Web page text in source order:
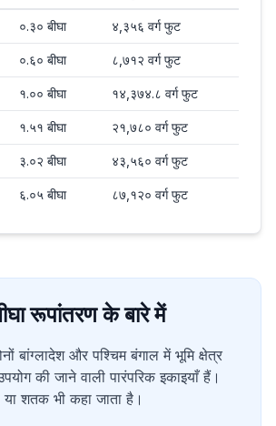
फुट में सामान्य रूपांतरण मान
०.३० बीघा ४,३५६ वर्ग फुट
०.६० बीघा ८,७१२ वर्ग फुट
१.०० बीघा १४,३७४.८ वर्ग फुट
१.५१ बीघा २१,७८० वर्ग फुट
३.०२ बीघा ४३,५६० वर्ग फुट
६.०५ बीघा ८७,१२० वर्ग फुट
रूपांतरण के बारे में
बांग्लादेश और पश्चिम बंगाल में भूमि क्षेत्र
की जाने वाली पारंपरिक इकाइयाँ हैं।
शतक भी कहा जाता है।